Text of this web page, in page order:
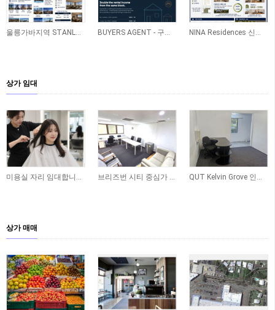
울릉가바지역 STANLEY 신축아파트 BUYERS AGENT - 구매 - 레노베이션 - 렌트관리 ONE STOP SERVICE NINA Residences 신축 프로젝트(Caboolture)
상가 임대
미용실 자리 임대합니다 - Yeronga 브리즈번 시티 중심가 사무실 공간 임대합니다 QUT Kelvin Grove 인근 오피스 공간 임대합니다
상가 매매